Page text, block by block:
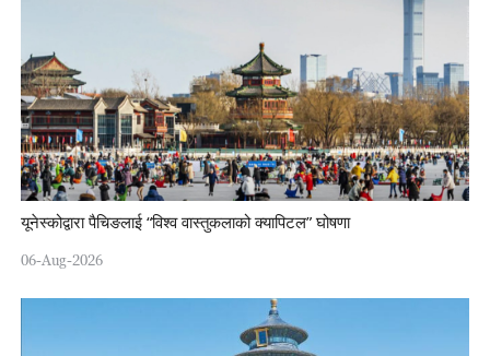
यूनेस्कोद्वारा पैचिङलाई “विश्व वास्तुकलाको क्यापिटल” घोषणा
06-Aug-2026